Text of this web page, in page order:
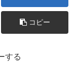
コピー
する